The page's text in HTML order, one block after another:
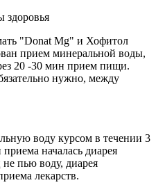
здоровья
"Donat Mg" и Хофитол
прием минеральной воды,
20 -30 мин прием пищи.
нужно, между
воду курсом в течении 3
началась диарея
не пью воду, диарея
лекарств.